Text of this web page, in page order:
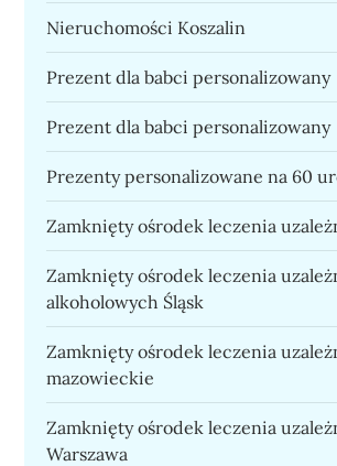
Nieruchomości Koszalin
Prezent dla babci personalizowany
Prezent dla babci personalizowany
Prezenty personalizowane na 60
Zamknięty ośrodek leczenia
Zamknięty ośrodek leczenia
alkoholowych Śląsk
Zamknięty ośrodek leczenia
mazowieckie
Zamknięty ośrodek leczenia
Warszawa